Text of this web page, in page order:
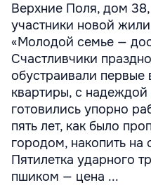
Верхние Поля, дом
участники новой
«Молодой семье —
Счастливчики
обустраивали первые
квартиры, с
готовились упорно
пять лет, как было
городом, накопить на
Пятилетка ударного
пшиком — цена ...